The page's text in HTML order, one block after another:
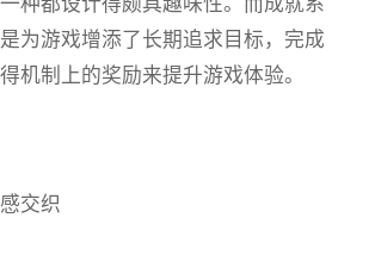
为游戏增添了长期追求目标，完成
机制上的奖励来提升游戏体验。
交织